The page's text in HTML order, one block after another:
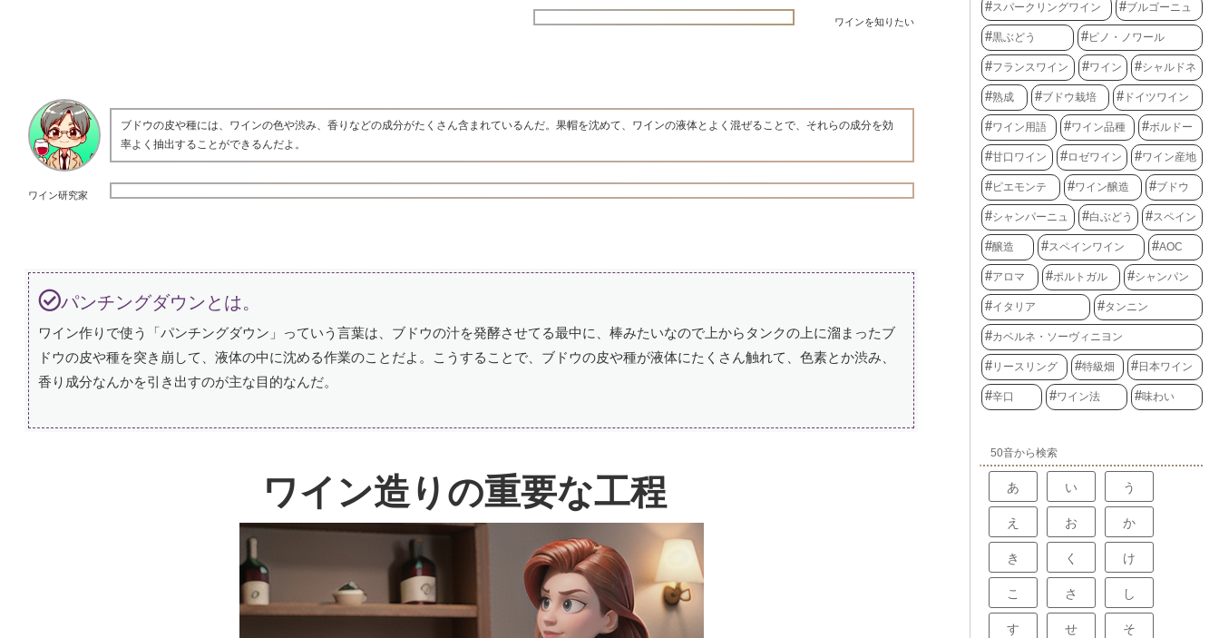
ワインを知りたい
ワイン研究家
ブドウの皮や種には、ワインの色や渋み、香りなどの成分がたくさん含まれているんだ。果帽を沈めて、ワインの液体とよく混ぜることで、それらの成分を効
率よく抽出することができるんだよ。
パンチングダウンとは。
ワイン作りで使う「パンチングダウン」っていう言葉は、ブドウの汁を発酵させてる最中に、棒みたいなので上からタンクの上に溜まったブ
ドウの皮や種を突き崩して、液体の中に沈める作業のことだよ。こうすることで、ブドウの皮や種が液体にたくさん触れて、色素とか渋み、
香り成分なんかを引き出すのが主な目的なんだ。
ワイン造りの重要な工程
スパークリングワイン ブルゴーニュ
黒ぶどう ピノ・ノワール
フランスワイン ワイン シャルドネ
熟成 ブドウ栽培 ドイツワイン
ワイン用語 ワイン品種 ボルドー
甘口ワイン ロゼワイン ワイン産地
ピエモンテ ワイン醸造 ブドウ
シャンパーニュ 白ぶどう スペイン
醸造 スペインワイン AOC
アロマ ポルトガル シャンパン
イタリア タンニン
カベルネ・ソーヴィニヨン
リースリング 特級畑 日本ワイン
辛口 ワイン法 味わい
50音から検索
あ い う
え お か
き く け
こ さ し
す せ そ